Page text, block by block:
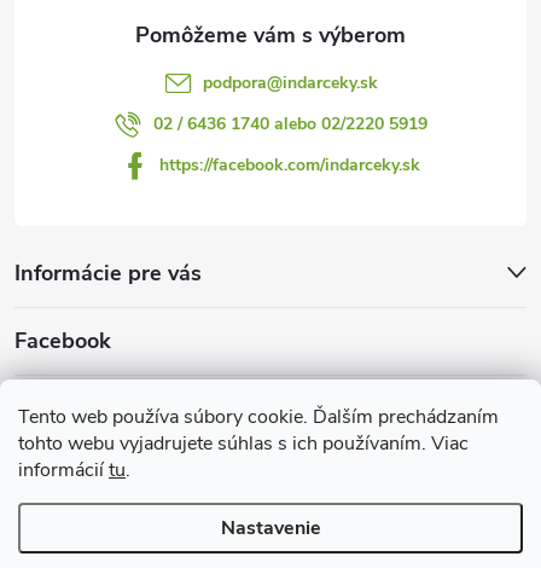
Tento web používa súbory cookie. Ďalším prechádzaním
tohto webu vyjadrujete súhlas s ich používaním. Viac
informáciítu.
Nastavenie
podpora@indarceky.sk
02 / 6436 1740 alebo 02/2220 5919
https://facebook.com/indarceky.sk
Informácie pre vás
Facebook
Prijímame online platby
Copyright 2026Indarčeky.sk. Všetky práva vyhradené.Upraviť